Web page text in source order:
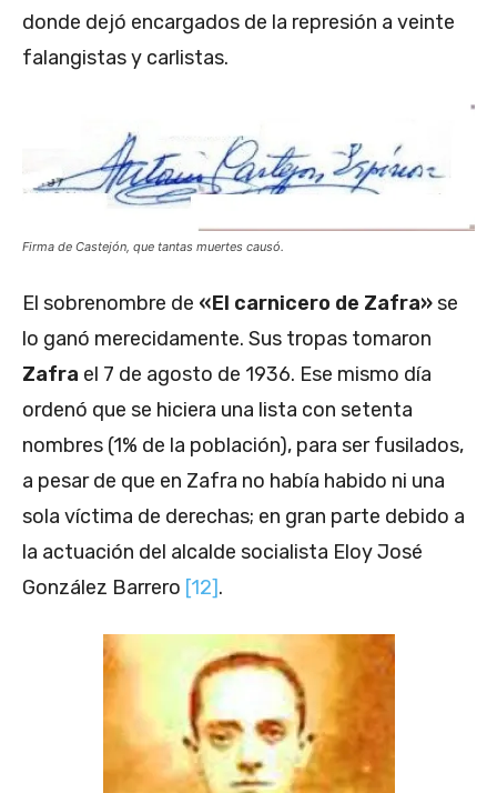
donde dejó encargados de la represión a veinte
falangistas y carlistas.
Firma de Castejón, que tantas muertes causó.
El sobrenombre de «El carnicero de Zafra»se
lo ganó merecidamente. Sus tropas tomaron
Zafra el 7 de agosto de 1936. Ese mismo día
ordenó que se hiciera una lista con setenta
nombres (1% de la población), para ser fusilados,
a pesar de que en Zafra no había habido ni una
sola víctima de derechas; en gran parte debido a
la actuación del alcalde socialista Eloy José
González Barrero [12].